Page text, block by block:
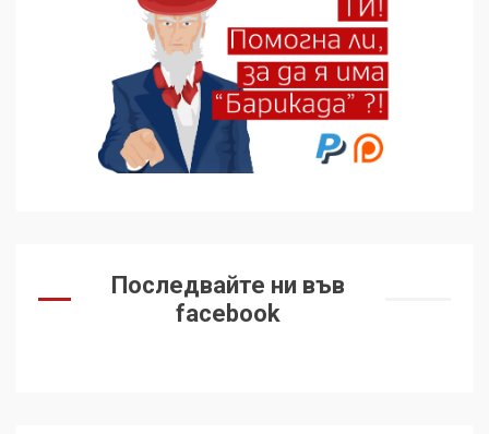
Последвайте ни във
facebook
избра да е сред 30
„въздържали се“
Удължаването на „Чат
контрола“ в ЕС е обида за
демокрацията
Фидел Кастро – изкачване
на Черни връх по неговите
стъпки от 1972 г.